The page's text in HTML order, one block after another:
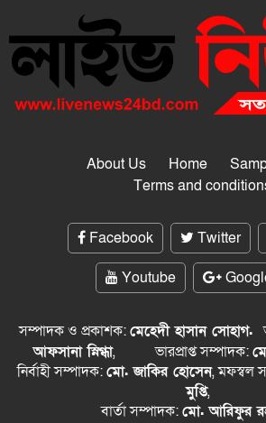
About Us Home
Terms and
Facebook Twitter
Youtube
সম্পাদক ও প্রকাশক:মেহেদী হাসান সোহাগ.
আফসানা স্নিগ্ধা, ভারপ্রাপ্ত সম্পাদক:
নির্বাহী সম্পাদক:মো. জাকির হোসেন, মফস্বল
মুপ্তি,
বার্তা সম্পাদক:মো. আরিফুর